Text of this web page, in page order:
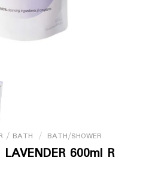
/ BATH / BATH/SHOWER
600ml R